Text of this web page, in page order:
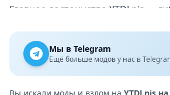
Главное достоинство YTDLnis —
формат (MP4, WebM, MP3, FLAC и
разрешение (включая 1080p, 4K);
тип загрузки (видео, аудио,
отрезки по времени или главам.
Мы в Telegram
Ещё больше модов у нас в